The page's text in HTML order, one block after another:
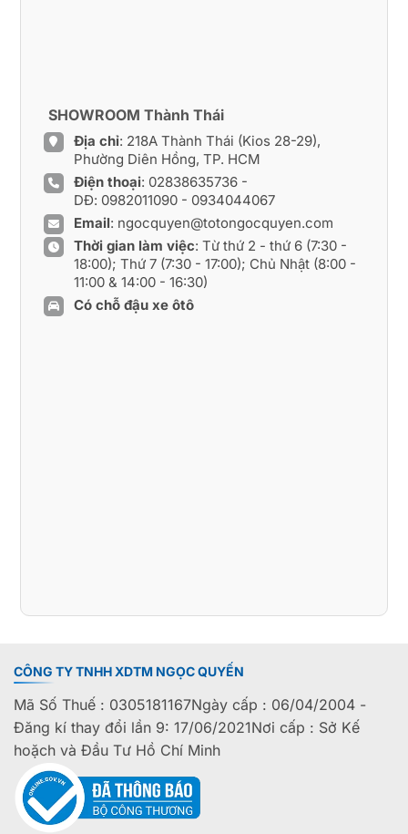
SHOWROOM Thành Thái
Địa chỉ: 218A Thành Thái (Kios 28-29),
Phường Diên Hồng, TP. HCM
Điện thoại: 02838635736 -
DĐ: 0982011090- 0934044067
Email: ngocquyen@totongocquyen.com
Thời gian làm việc: Từ thứ 2 - thứ 6 (7:30 -
18:00); Thứ 7 (7:30 - 17:00); Chủ Nhật (8:00 -
11:00 & 14:00 - 16:30)
Có chỗ đậu xe ôtô
CÔNG TY TNHH XDTM NGỌC QUYẾN
Mã Số Thuế : 0305181167Ngày cấp : 06/04/2004 -
Đăng kí thay đổi lần 9: 17/06/2021Nơi cấp : Sở Kế
hoặch và Đầu Tư Hồ Chí Minh